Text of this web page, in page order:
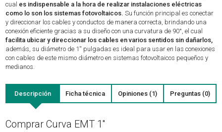
cual es indispensable a la hora de realizar instalaciones eléctricas
como lo son los sistemas fotovoltaicos. Su función principal es conectar
y direccionar los cables y conductos de manera correcta, brindando una
conexión eficiente gracias a su diseño con una curvatura de 90°, el cual
facilita ubicar y direccionar los cables en varios sentidos sin dañarlos,
además, su diámetro de 1'' pulgadas es ideal para usar en las conexiones
con cables de este mismo diámetro en sistemas fotovoltaicos pequeños y
medianos.
Descripción Ficha técnica Opiniones (1) Preguntas (0)
Comprar Curva EMT 1''